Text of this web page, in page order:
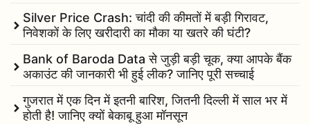
Silver Price Crash: चांदी की कीमतों में बड़ी गिरावट,
निवेशकों के लिए खरीदारी का मौका या खतरे की घंटी?
Bank of Baroda Data से जुड़ी बड़ी चूक, क्या आपके बैंक
अकाउंट की जानकारी भी हुई लीक? जानिए पूरी सच्चाई
गुजरात में एक दिन में इतनी बारिश, जितनी दिल्ली में साल भर में
होती है! जानिए क्यों बेकाबू हुआ मॉनसून